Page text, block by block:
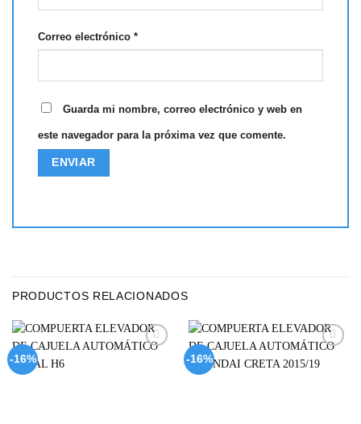
Correo electrónico *
Guarda mi nombre, correo electrónico y web en
este navegador para la próxima vez que comente.
PRODUCTOS RELACIONADOS
-16% -16%
wishlist